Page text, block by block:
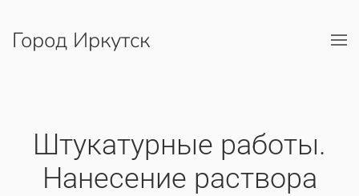
Перейти к содержимому
Город Иркутск
Штукатурные работы.
Нанесение раствора